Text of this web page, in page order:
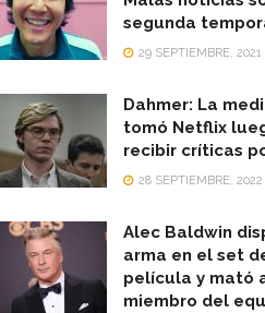
segunda
29 SEPTIEMBRE, 2021
Dahmer: La
tomó Netflix
recibir críticas
28 SEPTIEMBRE, 2022
Alec Baldwin
arma en el set
película y mató
miembro del